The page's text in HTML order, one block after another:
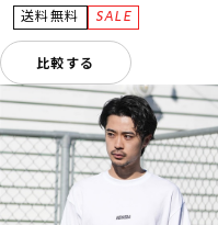
比較する